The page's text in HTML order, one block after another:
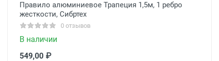
Правило алюминиевое Трапеция 1,5м, 1 ребро
жесткости, Сибртех
0 отзывов
В наличии
549,00 ₽